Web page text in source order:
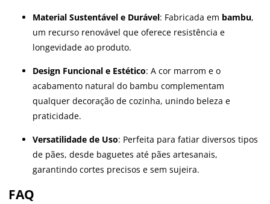
Material Sustentável e Durável: Fabricada em bambu,
um recurso renovável que oferece resistência e
longevidade ao produto.
Design Funcional e Estético: A cor marrom e o
acabamento natural do bambu complementam
qualquer decoração de cozinha, unindo beleza e
praticidade.
Versatilidade de Uso: Perfeita para fatiar diversos tipos
de pães, desde baguetes até pães artesanais,
garantindo cortes precisos e sem sujeira.
FAQ